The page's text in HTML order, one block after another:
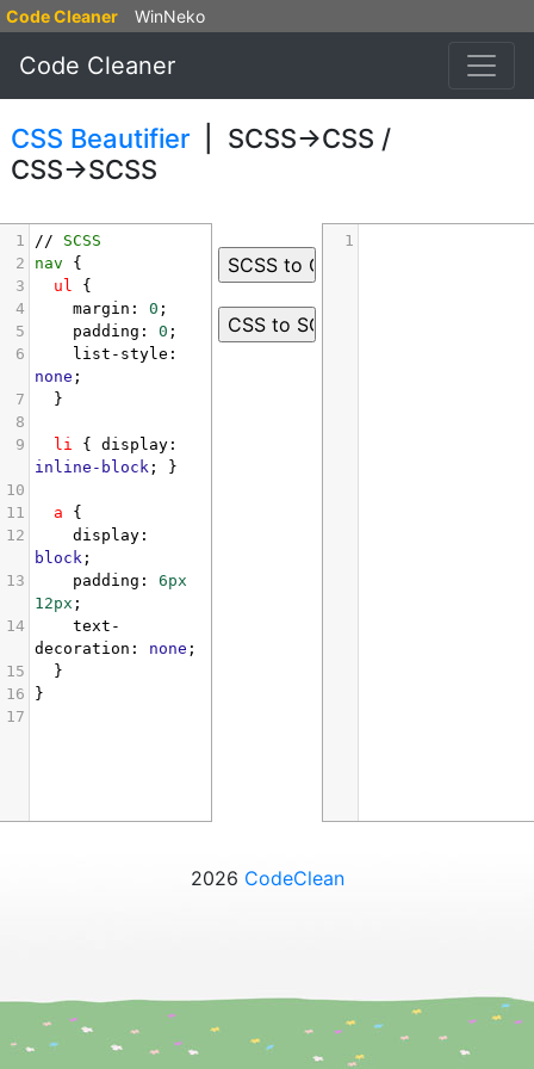
Code Cleaner WinNeko
Code Cleaner
CSS Beautifier| SCSS→CSS /
CSS→SCSS
1 // SCSS
2
nav {
3
ul {
4
margin : 0 ;
5
padding : 0 ;
6
list-style
none ;
7
  }
8
9
li { display
inline-block; }
10
11
a {
12
display
block;
13
padding : 6px
12px ;
14
text-
decoration : none ;
15
  }
16
}
17
1
2026 CodeClean